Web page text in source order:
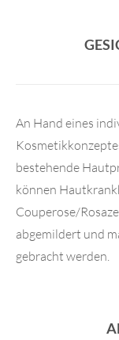
An Hand eines
bestehende
können
Couperose/
abgemildert und
gebracht werden.